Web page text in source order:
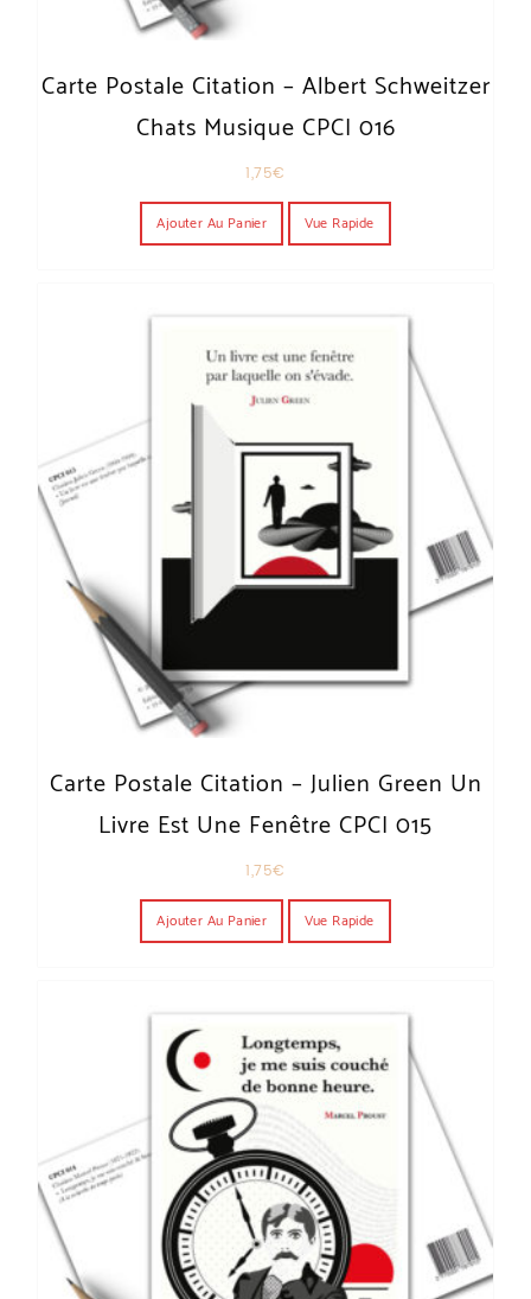
Carte Postale Citation – Albert Schweitzer
Chats Musique CPCI 016
1,75€
Ajouter Au Panier Vue Rapide
Carte Postale Citation – Julien Green Un
Livre Est Une Fenêtre CPCI 015
1,75€
Ajouter Au Panier Vue Rapide